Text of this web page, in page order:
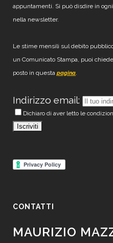
appuntamenti. Si può disdire in
nella newsletter.
Le stime mensili sul debito
un Comunicato Stampa, puoi
posto in questa pagina.
Indirizzo email:
Dichiaro di aver letto le
CONTATTI
MAURIZIO